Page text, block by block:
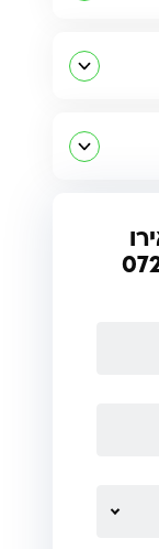
חייגו: 072-